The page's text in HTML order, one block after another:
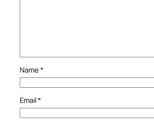
Name *
Email*